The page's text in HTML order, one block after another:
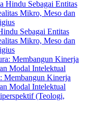
Sebagai Entitas
Mikro, Meso dan
Membangun Kinerja
Modal Intelektual
(Teologi,